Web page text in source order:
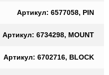
Артикул: 6577058, PIN
Артикул: 6734298, MOUNT
Артикул: 6702716, BLOCK